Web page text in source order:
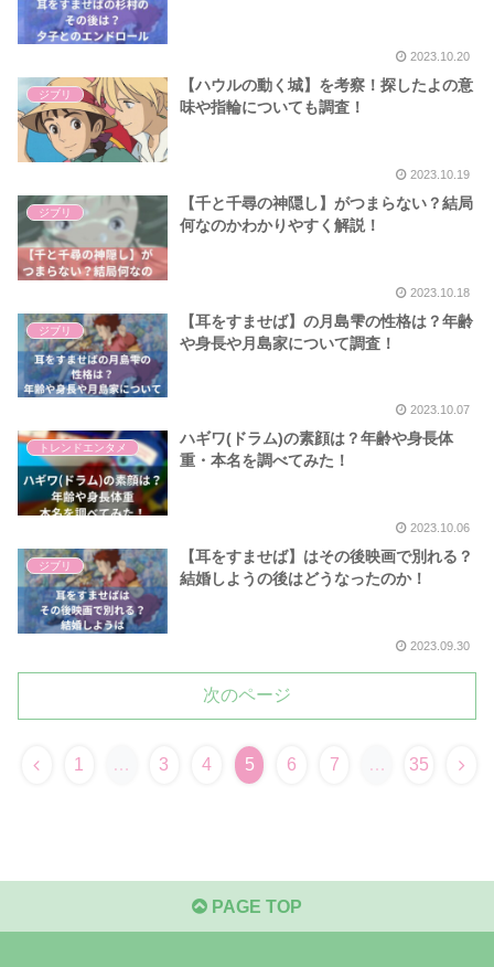
2023.10.20
ジブリ
【ハウルの動く城】を考察！探したよの意
味や指輪についても調査！
2023.10.19
ジブリ
【千と千尋の神隠し】がつまらない？結局
何なのかわかりやすく解説！
2023.10.18
ジブリ
【耳をすませば】の月島雫の性格は？年齢
や身長や月島家について調査！
2023.10.07
トレンドエンタメ
ハギワ(ドラム)の素顔は？年齢や身長体
重・本名を調べてみた！
2023.10.06
ジブリ
【耳をすませば】はその後映画で別れる？
結婚しようの後はどうなったのか！
2023.09.30
次のページ
1 … 3 4 5 6 7 … 35
PAGE TOP